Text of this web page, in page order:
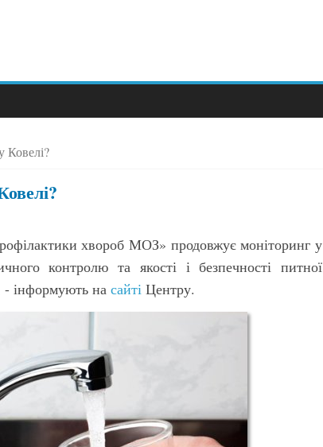
Ковелі?
хвороб МОЗ» продовжує моніторинг у
контролю та якості і безпечності питної
- інформують на сайтіЦентру.